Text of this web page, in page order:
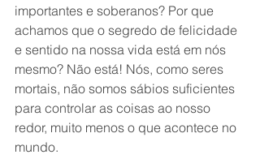
importantes e soberanos? Por que
achamos que o segredo de felicidade
e sentido na nossa vida está em nós
mesmo? Não está! Nós, como seres
mortais, não somos sábios suficientes
para controlar as coisas ao nosso
redor, muito menos o que acontece no
mundo.